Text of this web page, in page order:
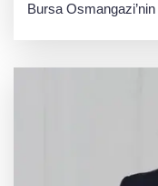
Bursa Osmangazi’nin